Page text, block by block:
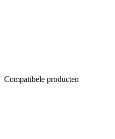
Compatibele producten